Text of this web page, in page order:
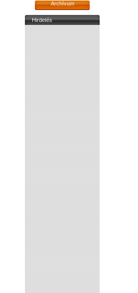
Archívum
Hirdetés